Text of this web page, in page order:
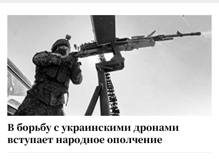
В борьбу с украинскими дронами
вступает народное ополчение